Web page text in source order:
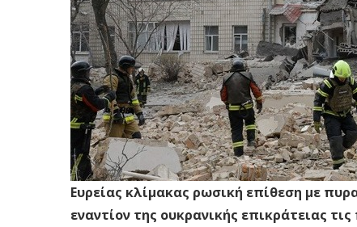
Ευρείας κλίμακας ρωσική επίθεση με
εναντίον της ουκρανικής επικράτειας